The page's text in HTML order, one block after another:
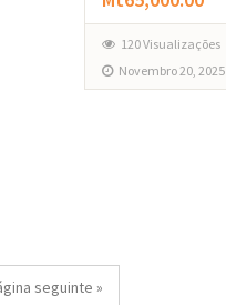
120 Visualizações
Novembro 20, 2025
seguinte »